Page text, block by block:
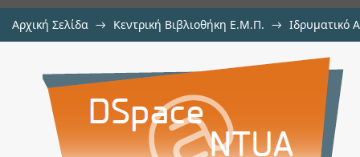
Αρχική Σελίδα → Κεντρική Βιβλιοθήκη Ε.Μ.Π. → Ιδρυματικό
Εισαγωγή πρακτικών
την βιομηχανία συστημάτων